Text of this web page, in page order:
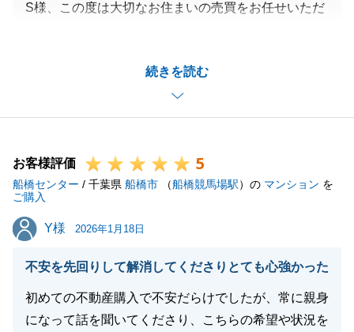
続きを読む
S様、この度は大切なお住まいの売買をお任せいただ
すが、弊社の対応にご満足いただけたとのこと、大変
嬉しく拝読いたしました。
また今後、不動産のことで何かお困りごとがございま
お客様評価 5
船橋センター / 千葉県 船橋市 （船橋競馬場駅）の マンション を
ご購入
Y様
Y様 2026年1月18日
不安を先回りして解消してくださりとても心強かった
初めての不動産購入で不安だらけでしたが、常に親身
になって話を聞いてくださり、こちらの希望や状況を